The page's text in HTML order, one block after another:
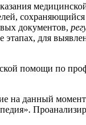
документов,
для
помощи по
на данный момент